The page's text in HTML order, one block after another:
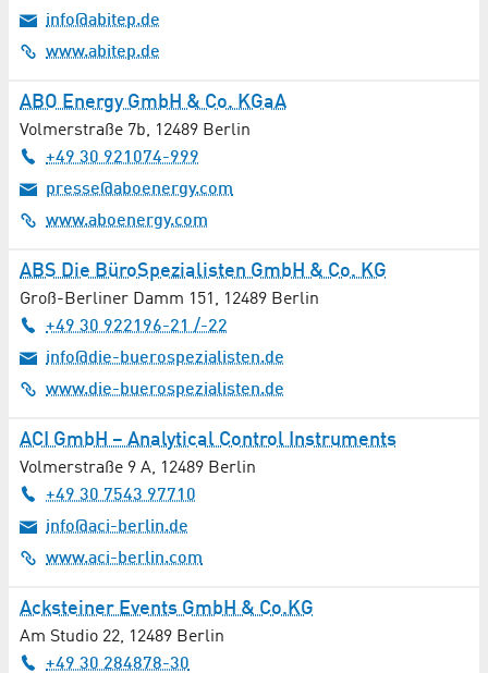
Bioenergie
Biotechnologie
Buchhandel / Zeitschriftenhandel
Bühnentechnik
Catering
Chemie
Chirurgie
Diagnostik
Digitale Medien / Multimedia / Internet
Druck / Kopie
Elektronik / Elektrotechnik
info@abitep.de
www.abitep.de
ABO Energy GmbH & Co. KGaA
Volmerstraße 7b, 12489 Berlin
+49 30 921074-999
presse@aboenergy.com
www.aboenergy.com
ABS Die BüroSpezialisten GmbH & Co. KG
Groß-Berliner Damm 151, 12489 Berlin
+49 30 922196-21 /-22
info@die-buerospezialisten.de
www.die-buerospezialisten.de
ACI GmbH – Analytical Control Instruments
Volmerstraße 9 A, 12489 Berlin
+49 30 7543 97710
info@aci-berlin.de
www.aci-berlin.com
Acksteiner Events GmbH & Co.KG
Am Studio 22, 12489 Berlin
+49 30 284878-30